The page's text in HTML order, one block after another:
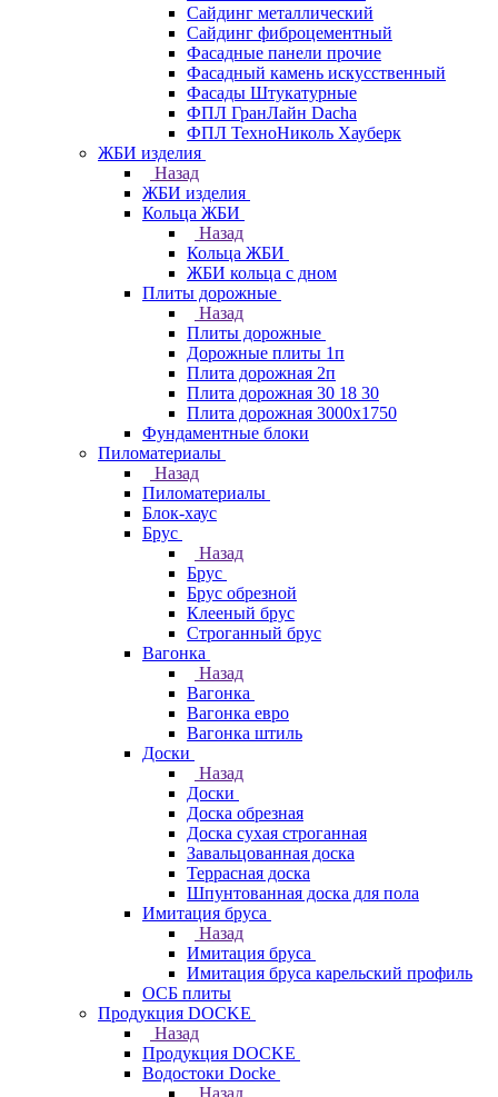
Сайдинг металлический
Сайдинг фиброцементный
Фасадные панели прочие
Фасадный камень искусственный
Фасады Штукатурные
ФПЛ ГранЛайн Dacha
ФПЛ ТехноНиколь Хауберк
ЖБИ изделия
Назад
ЖБИ изделия
Кольца ЖБИ
Назад
Кольца ЖБИ
ЖБИ кольца с дном
Плиты дорожные
Назад
Плиты дорожные
Дорожные плиты 1п
Плита дорожная 2п
Плита дорожная 30 18 30
Плита дорожная 3000х1750
Фундаментные блоки
Пиломатериалы
Назад
Пиломатериалы
Блок-хаус
Брус
Назад
Брус
Брус обрезной
Клееный брус
Строганный брус
Вагонка
Назад
Вагонка
Вагонка евро
Вагонка штиль
Доски
Назад
Доски
Доска обрезная
Доска сухая строганная
Завальцованная доска
Террасная доска
Шпунтованная доска для пола
Имитация бруса
Назад
Имитация бруса
Имитация бруса карельский профиль
ОСБ плиты
Продукция DOCKE
Назад
Продукция DOCKE
Водостоки Docke
Назад